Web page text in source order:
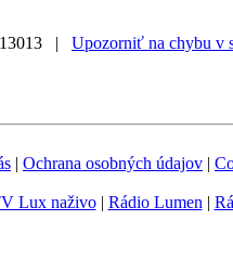
| Upozorniť na chybu v
| Ochrana osobných údajov |
Lux naživo| Rádio Lumen |